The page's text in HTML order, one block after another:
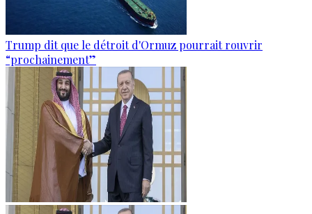
Trump dit que le détroit d'Ormuz pourrait rouvrir
“prochainement”